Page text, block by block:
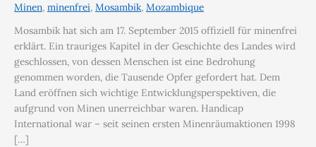
Minen, minenfrei, Mosambik, Mozambique
Mosambik hat sich am 17. September 2015 offiziell für minenfrei
erklärt. Ein trauriges Kapitel in der Geschichte des Landes wird
geschlossen, von dessen Menschen ist eine Bedrohung
genommen worden, die Tausende Opfer gefordert hat. Dem
Land eröffnen sich wichtige Entwicklungsperspektiven, die
aufgrund von Minen unerreichbar waren. Handicap
International war – seit seinen ersten Minenräumaktionen 1998
[…]